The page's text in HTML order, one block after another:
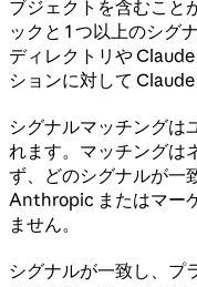
ブジェクトを含むこと
ックと 1 つ以上のシグ
ディレクトリや
ションに対して
シグナルマッチングは
れます。マッチングは
ず、どのシグナルが一
Anthropic またはマー
ません。
シグナルが一致し、プ